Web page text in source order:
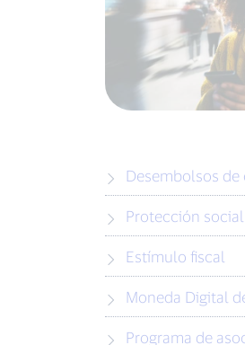
Desembolsos de
Protección social
Estímulo fiscal
Moneda Digital
Programa de